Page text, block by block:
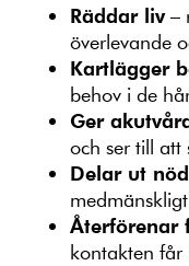
Räddar liv–
överlevande
Kartlägger
behov i de
Ger
och ser till att
Delar ut
Återförenar
kontakten